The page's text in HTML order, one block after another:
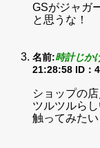
GSがジャガ
と思うな！
名前:時計じか
21:28:58 ID：
ショップの
ツルツルらし
触ってみたい